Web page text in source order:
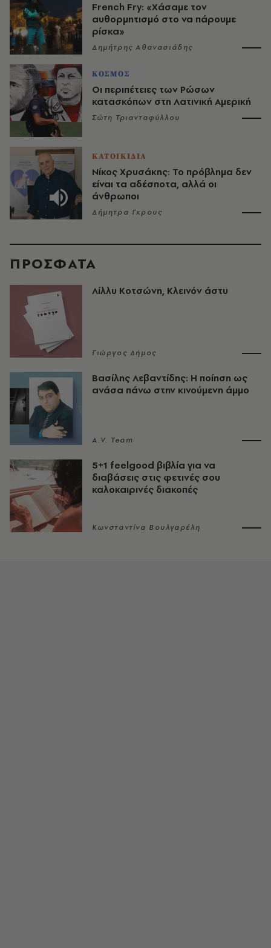
French Fry: «Χάσαμε τον
αυθορμητισμό στο να πάρουμε
ρίσκα»
Δημήτρης Αθανασιάδης
ΚΟΣΜΟΣ
Οι περιπέτειες των Ρώσων
κατασκόπων στη Λατινική Αμερική
Σώτη Τριανταφύλλου
ΚΑΤΟΙΚΙΔΙΑ
Νίκος Χρυσάκης: Το πρόβλημα δεν
είναι τα αδέσποτα, αλλά οι
άνθρωποι
Δήμητρα Γκρους
ΠΡΟΣΦΑΤΑ
Λίλλυ Κοτσώνη, Κλεινόν άστυ
Γιώργος Δήμος
Βασίλης Λεβαντίδης: Η ποίηση ως
ανάσα πάνω στην κινούμενη άμμο
A.V. Team
5+1 feelgood βιβλία για να
διαβάσεις στις φετινές σου
καλοκαιρινές διακοπές
Κωνσταντίνα Βουλγαρέλη